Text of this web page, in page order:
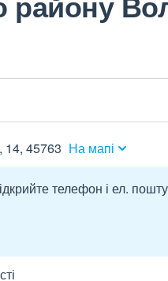
14, 45763 На мапі
телефон і ел.